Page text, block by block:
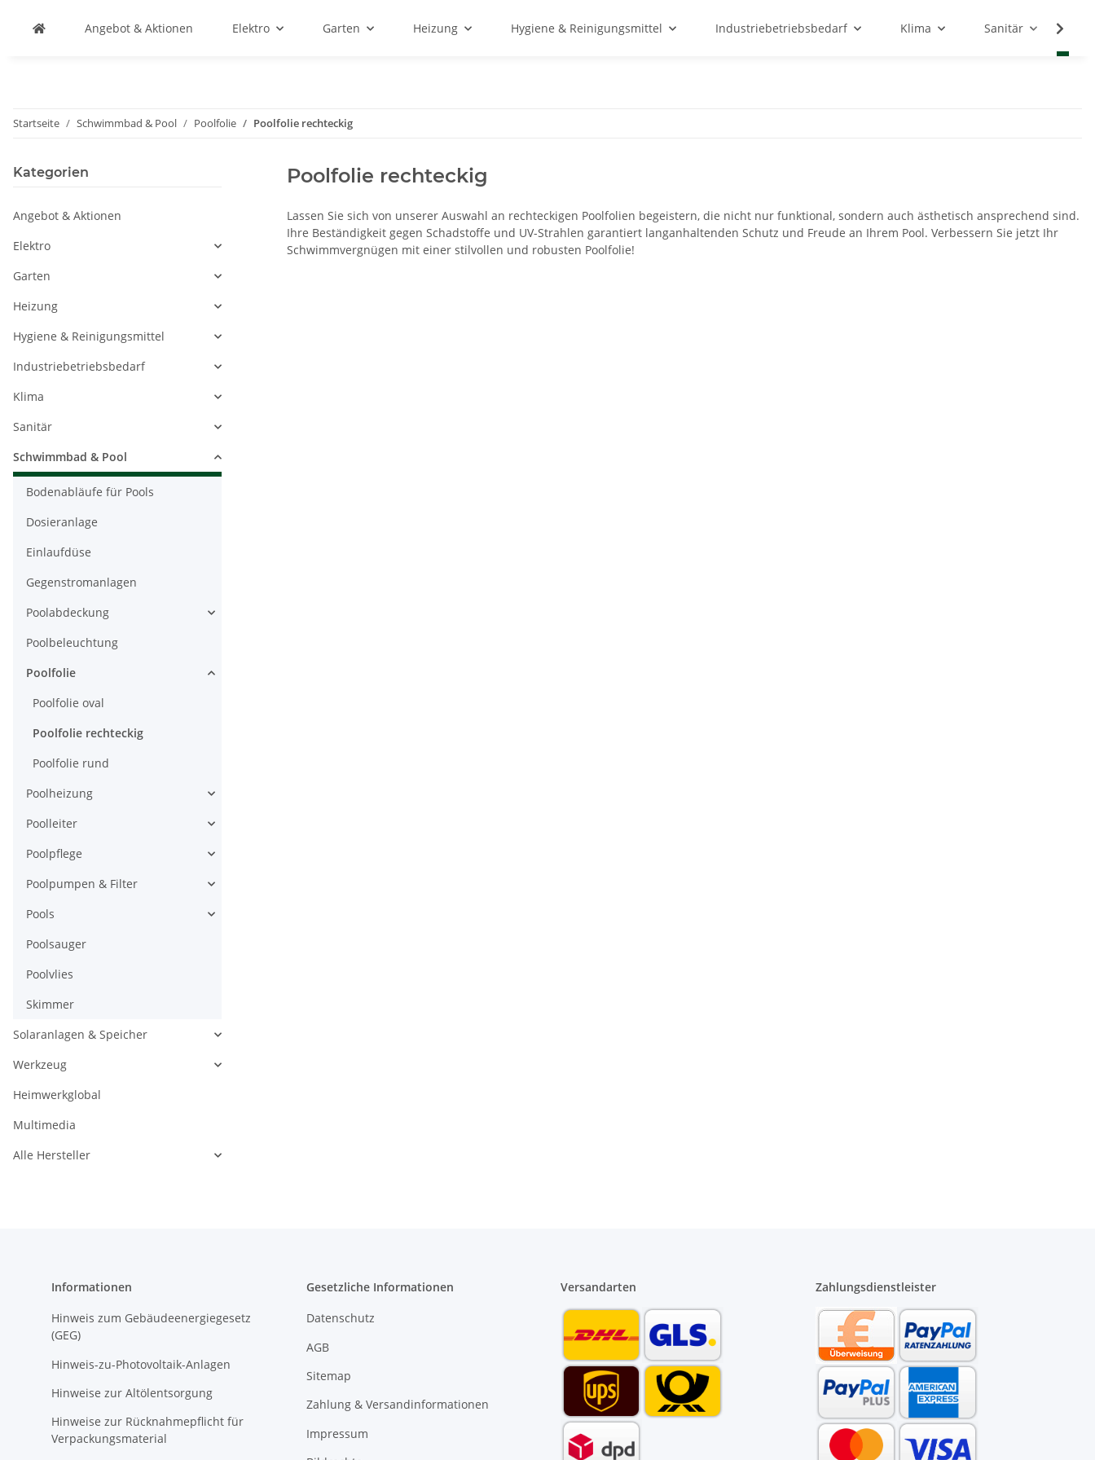
Angebot & Aktionen Elektro Garten Heizung Hygiene & Reinigungsmittel Industriebetriebsbedarf Klima Sanitär
Startseite Schwimmbad & Pool Poolfolie Poolfolie rechteckig
Poolfolie rechteckig
Lassen Sie sich von unserer Auswahl an rechteckigen Poolfolien begeistern, die nicht nur funktional, sondern auch ästhetisch ansprechend sind.
Ihre Beständigkeit gegen Schadstoffe und UV-Strahlen garantiert langanhaltenden Schutz und Freude an Ihrem Pool. Verbessern Sie jetzt Ihr
Schwimmvergnügen mit einer stilvollen und robusten Poolfolie!
Kategorien
Angebot & Aktionen
Elektro
Garten
Heizung
Hygiene & Reinigungsmittel
Industriebetriebsbedarf
Klima
Sanitär
Schwimmbad & Pool
Bodenabläufe für Pools
Dosieranlage
Einlaufdüse
Gegenstromanlagen
Poolabdeckung
Poolbeleuchtung
Poolfolie
Poolfolie oval
Poolfolie rechteckig
Poolfolie rund
Poolheizung
Poolleiter
Poolpflege
Poolpumpen & Filter
Pools
Poolsauger
Poolvlies
Skimmer
Solaranlagen & Speicher
Werkzeug
Heimwerkglobal
Multimedia
Alle Hersteller
Informationen
Hinweis zum Gebäudeenergiegesetz
(GEG)
Hinweis-zu-Photovoltaik-Anlagen
Hinweise zur Altölentsorgung
Hinweise zur Rücknahmepflicht für
Verpackungsmaterial
Gesetzliche Informationen
Datenschutz
AGB
Sitemap
Zahlung & Versandinformationen
Impressum
Versandarten Zahlungsdienstleister